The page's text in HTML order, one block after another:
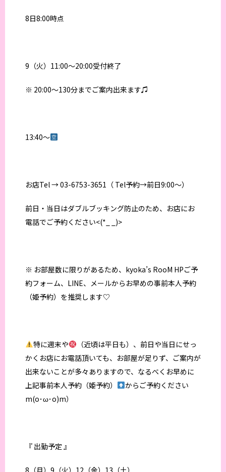
8日8:00時点
9（火）11:00〜20:00受付終了
※ 20:00〜130分までご案内出来ます♫
13:40〜
お店Tel → 03-6753-3651（ Tel予約→前日9:00〜）
前日・当日はダブルブッキング防止のため、お店にお
電話でご予約ください<(*_ _)>
※ お部屋数に限りがあるため、kyoka’s RooM HPご予
約フォーム、LINE、メールからお早めの事前本人予約
（姫予約）を推奨します♡
特に週末や
（近頃は平日も）、前日や当日にせっ
かくお店にお電話頂いても、お部屋が足りず、ご案内が
出来ないことが多々ありますので、なるべくお早めに
上記事前本人予約（姫予約）
からご予約ください
m(o･ω･o)m）
『 出勤予定 』
8（月）9（火）12（金）13（土）